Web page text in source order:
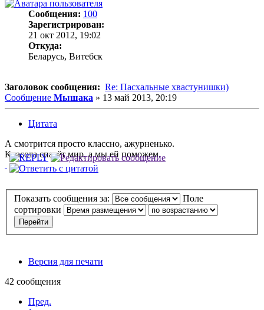
Сообщения: 100
Зарегистрирован:
21 окт 2012, 19:02
Откуда:
Беларусь, Витебск
Заголовок сообщения: Re: Пасхальные хвастунишки)
Сообщение Мышака » 13 май 2013, 20:19
Цитата
А смотрится просто классно, ажурненько.
Красота спасёт мир, а мы ей поможем.
Показать сообщения за:
Поле
сортировки
Версия для печати
42 сообщения
Пред.